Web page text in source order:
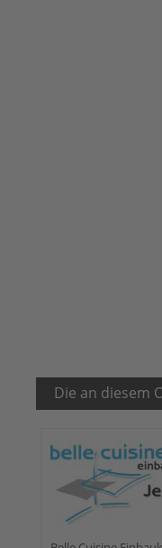
Die an diesem